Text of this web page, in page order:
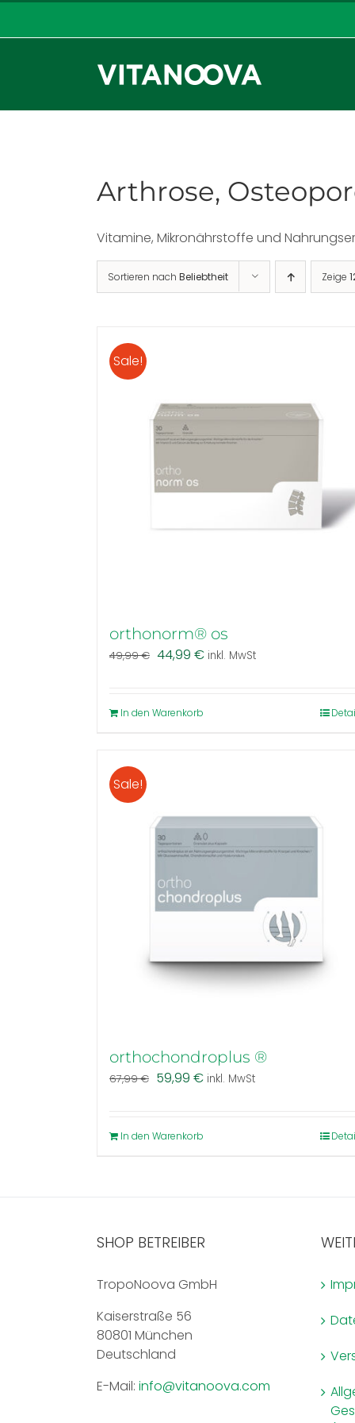
Zum
Arthrose,
Vitamine, Mikronährstoffe und
Sortieren nach Beliebtheit Zeige
Sale!
orthonorm® os
49,99€ Ursprünglicher
49,99 €
44,99 €Aktueller
inkl. MwSt
In den Warenkorb
Sale!
orthochondroplus ®
67,99€ Ursprünglicher
67,99 €
59,99 €Aktueller
inkl. MwSt
In den Warenkorb
SHOP BETREIBER
TropoNoova GmbH
Kaiserstraße 56
80801 München
Deutschland
E-Mail: info@vitanoova.com